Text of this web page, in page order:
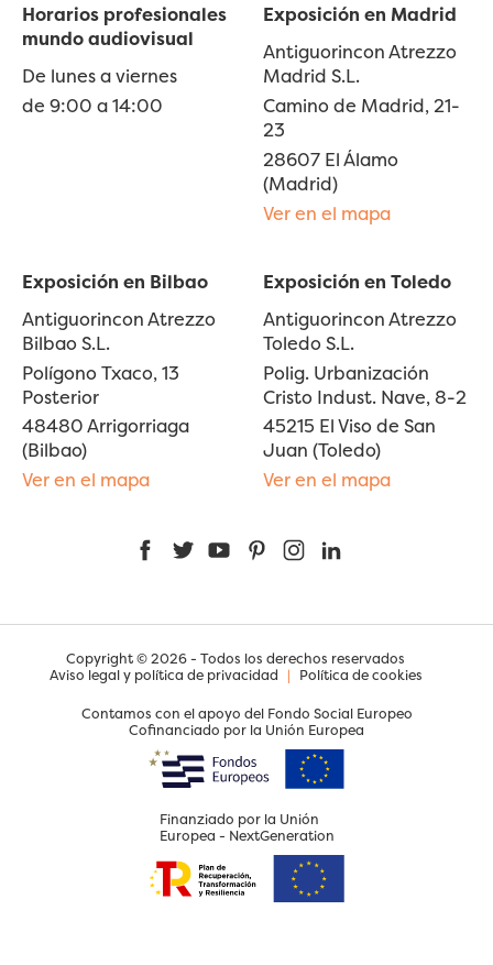
Horarios profesionales
mundo audiovisual
De lunes a viernes
de 9:00 a 14:00
Exposición en Madrid
Antiguorincon Atrezzo
Madrid S.L.
Camino de Madrid, 21-
23
28607 El Álamo
(Madrid)
Ver en el mapa
Exposición en Bilbao
Antiguorincon Atrezzo
Bilbao S.L.
Polígono Txaco, 13
Posterior
48480 Arrigorriaga
(Bilbao)
Ver en el mapa
Exposición en Toledo
Antiguorincon Atrezzo
Toledo S.L.
Polig. Urbanización
Cristo Indust. Nave, 8-2
45215 El Viso de San
Juan (Toledo)
Ver en el mapa
FacebookTwitterYouTubePinterestInstagram
Copyright © 2026 - Todos los derechos reservados
Aviso legal y política de privacidad | Política de cookies
Contamos con el apoyo del Fondo Social Europeo
Cofinanciado por la Unión Europea
Finanziado por la Unión
Europea - NextGeneration